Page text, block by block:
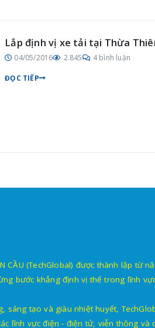
Lắp định vị xe tải tại Thừa
04/05/2016 2.845 4 bình luận
ĐỌC TIẾP
CẦU (TechGlobal) được thành lập từ
bước khẳng định vị thế trong lĩnh
sáng tạo và giàu nhiệt huyết,
lĩnh vực điện - điện tử, viễn thông và